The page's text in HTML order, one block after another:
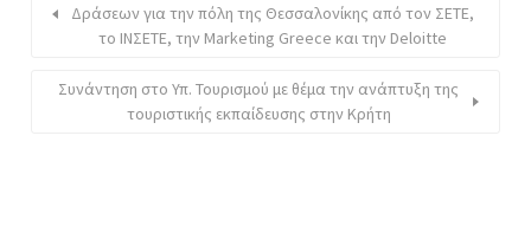
Δράσεων για την πόλη της Θεσσαλονίκης από τον ΣΕΤΕ,
το ΙΝΣΕΤΕ, την Marketing Greece και την Deloitte
Συνάντηση στο Υπ. Τουρισμού με θέμα την ανάπτυξη της
τουριστικής εκπαίδευσης στην Κρήτη